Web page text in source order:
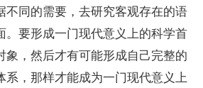
不同的需要，去研究客观存在的语
。要形成一门现代意义上的科学首
象，然后才有可能形成自己完整的
系，那样才能成为一门现代意义上